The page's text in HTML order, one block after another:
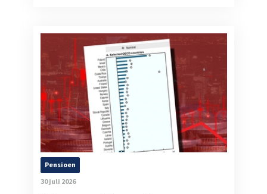
Pensioen
30 juli 2026